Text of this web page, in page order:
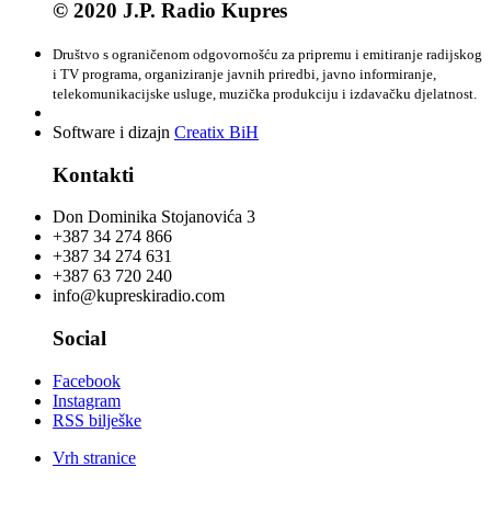
© 2020 J.P. Radio Kupres
Društvo s ograničenom odgovornošću za pripremu i emitiranje radijskog
i TV programa, organiziranje javnih priredbi, javno informiranje,
telekomunikacijske usluge, muzička produkciju i izdavačku djelatnost.
Software i dizajn Creatix BiH
Kontakti
Don Dominika Stojanovića 3
+387 34 274 866
+387 34 274 631
+387 63 720 240
info@kupreskiradio.com
Social
Facebook
Instagram
RSS bilješke
Vrh stranice